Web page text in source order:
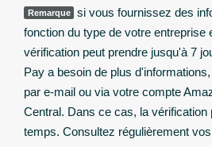
Remarque
si vous fournissez des
fonction du type de votre entreprise
vérification peut prendre jusqu'à 7
Pay a besoin de plus
par e-mail ou via votre compte
Central. Dans ce cas, la vérification
temps. Consultez régulièrement